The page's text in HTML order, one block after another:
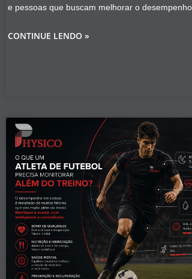
e pessoas que buscam melhorar o
CONTINUE LENDO »